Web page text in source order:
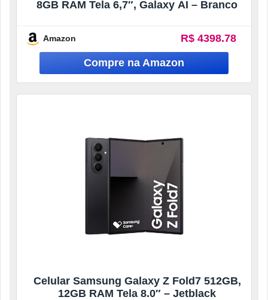
8GB RAM Tela 6,7″, Galaxy AI – Branco
Amazon R$ 4398.78
Celular Samsung Galaxy Z Fold7 512GB,
12GB RAM Tela 8.0″ – Jetblack